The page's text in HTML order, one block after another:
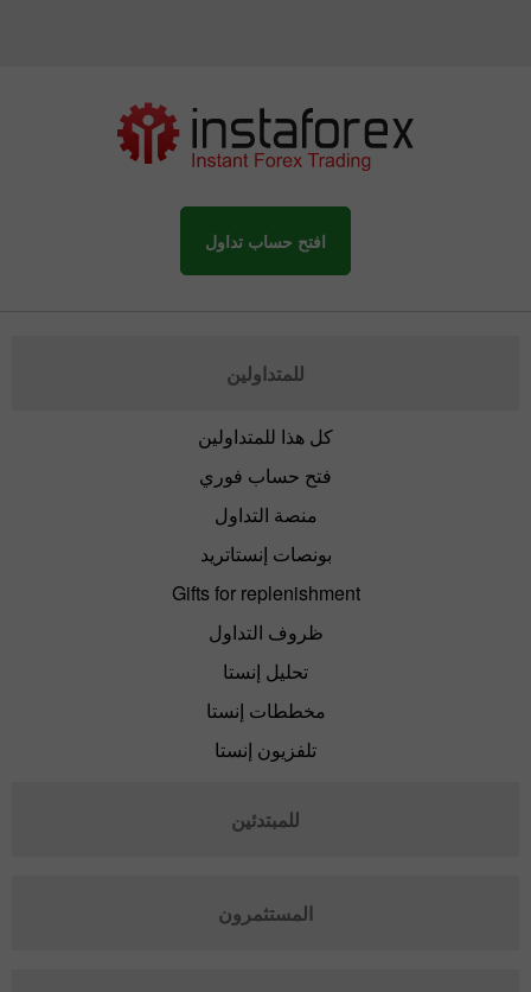
افتح حساب تداول
للمتداولين
كل هذا للمتداولين
فتح حساب فوري
منصة التداول
بونصات إنستاتريد
Gifts for replenishment
ظروف التداول
تحليل إنستا
مخططات إنستا
تلفزيون إنستا
للمبتدئين
المستثمرون